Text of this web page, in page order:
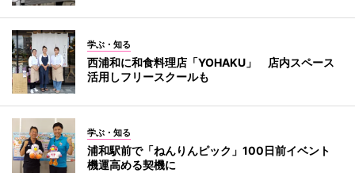
学ぶ・知る
西浦和に和食料理店「YOHAKU」 店内スペース
活用しフリースクールも
学ぶ・知る
浦和駅前で「ねんりんピック」100日前イベント
機運高める契機に